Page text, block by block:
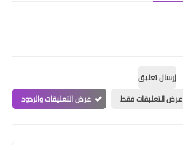
إرسال تعليق
عرض التعليقات فقط
عرض التعليقات والردود